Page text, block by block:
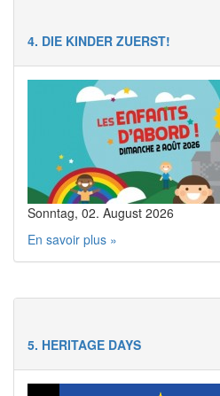
4. DIE KINDER ZUERST!
Sonntag, 02. August 2026
En savoir plus »
5. HERITAGE DAYS